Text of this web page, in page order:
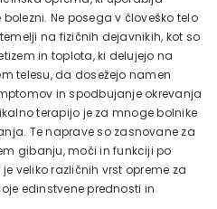
Ne posega v človeško telo
na fizičnih dejavnikih, kot so
in toplota, ki delujejo na
telesu, da dosežejo namen
in spodbujanje okrevanja
terapijo je za mnoge bolnike
Te naprave so zasnovane za
gibanju, moči in funkciji po
veliko različnih vrst opreme za
edinstvene prednosti in